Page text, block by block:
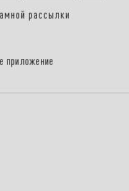
рассылки
приложение